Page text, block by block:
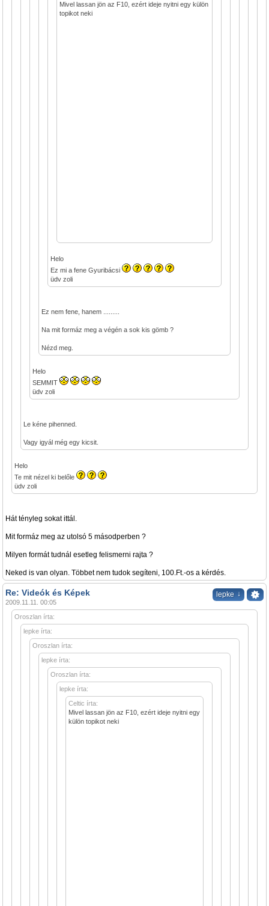
Mivel lassan jön az F10, ezért ideje nyitni egy külön
topikot neki
Helo
Ez mi a fene Gyuribácsi
üdv zoli
Ez nem fene, hanem .........
Na mit formáz meg a végén a sok kis gömb ?
Nézd meg.
Helo
SEMMIT
üdv zoli
Le kéne pihenned.
Vagy igyál még egy kicsit.
Helo
Te mit nézel ki belőle
üdv zoli
Hát tényleg sokat ittál.
Mit formáz meg az utolsó 5 másodperben ?
Milyen formát tudnál esetleg felismerni rajta ?
Neked is van olyan. Többet nem tudok segíteni, 100.Ft.-os a kérdés.
lepke ↓
Re: Videók és Képek
2009.11.11. 00:05
Oroszlan írta:
lepke írta:
Oroszlan írta:
lepke írta:
Oroszlan írta:
lepke írta:
Celtic írta:
Mivel lassan jön az F10, ezért ideje nyitni egy
külön topikot neki